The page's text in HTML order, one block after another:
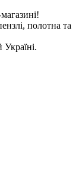
полотна та